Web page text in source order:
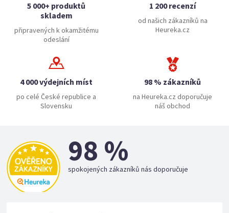
5 000+ produktů
skladem
připravených k okamžitému
odeslání
1 200 recenzí
od našich zákazníků na
Heureka.cz
4 000 výdejních míst
po celé České republice a
Slovensku
98 % zákazníků
na Heureka.cz doporučuje
náš obchod
98 %
spokojených zákazníků nás doporučuje